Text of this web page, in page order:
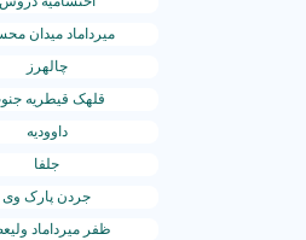
میرداماد میدان
چالهرز
قلهک قیطریه
داوودیه
جلفا
جردن پارک وی
ظفر میرداماد